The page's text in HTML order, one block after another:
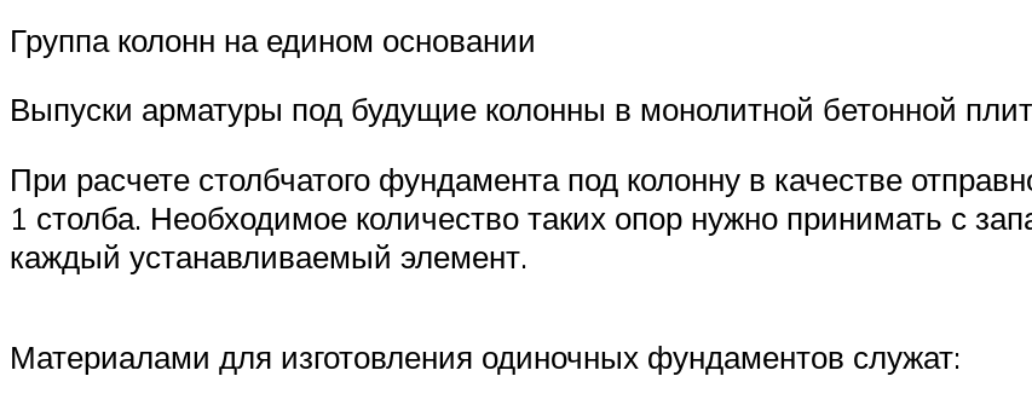
Группа колонн на едином основании
Выпуски арматуры под будущие колонны в монолитной бетонной
При расчете столбчатого фундамента под колонну в качестве
1 столба. Необходимое количество таких опор нужно принимать с
каждый устанавливаемый элемент.
Материалами для изготовления одиночных фундаментов служат: